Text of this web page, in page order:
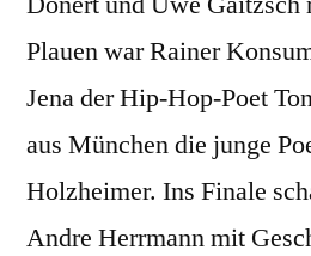
Plauen war Rainer
Jena der Hip-Hop-Poet
aus München die junge
Holzheimer. Ins Finale
Andre Herrmann mit